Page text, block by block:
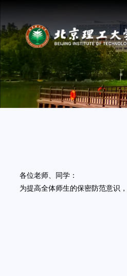
各位老师、同学：
为提高全体师生的保密防范意识